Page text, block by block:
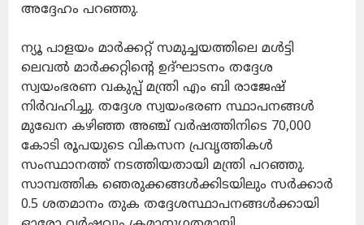
അദ്ദേഹം പറഞ്ഞു.
ന്യൂ പാളയം മാര്‍ക്കറ്റ് സമുച്ചയത്തിലെ മള്‍ട്ടി
ലെവല്‍ മാര്‍ക്കറ്റിന്റെ ഉദ്ഘാടനം തദ്ദേശ
സ്വയംഭരണ വകുപ്പ് മന്ത്രി എം ബി രാജേഷ്
നിര്‍വഹിച്ചു. തദ്ദേശ സ്വയംഭരണ സ്ഥാപനങ്ങള്‍
മുഖേന കഴിഞ്ഞ അഞ്ച് വര്‍ഷത്തിനിടെ 70,000
കോടി രൂപയുടെ വികസന പ്രവൃത്തികള്‍
സംസ്ഥാനത്ത് നടത്തിയതായി മന്ത്രി പറഞ്ഞു.
സാമ്പത്തിക ഞെരുക്കങ്ങള്‍ക്കിടയിലും സര്‍ക്കാര്‍
0.5 ശതമാനം തുക തദ്ദേശസ്ഥാപനങ്ങള്‍ക്കായി